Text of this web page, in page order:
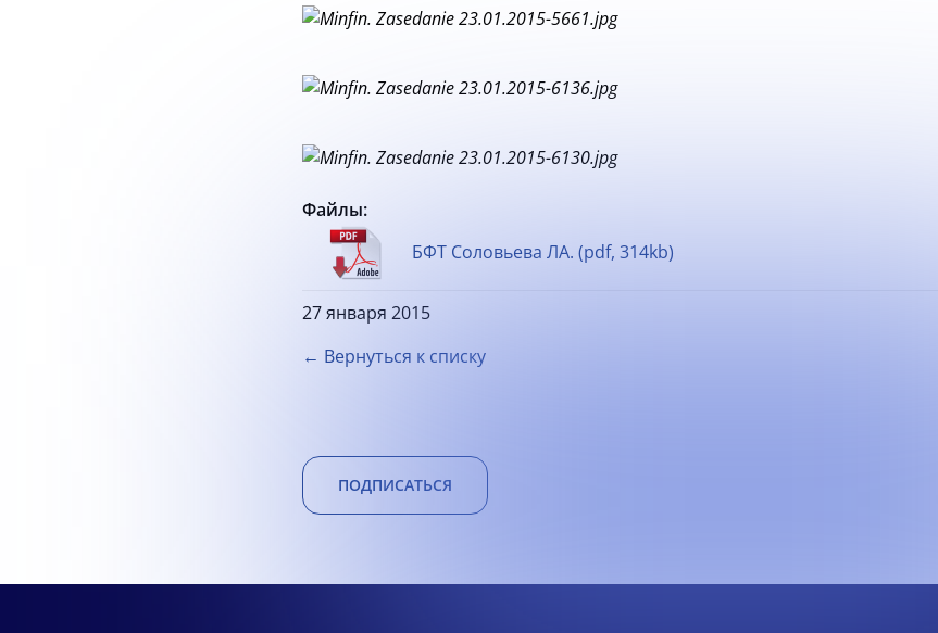
Файлы:
БФТ Соловьева ЛА. (pdf, 314kb)
27 января 2015
← Вернуться к списку
ПОДПИСАТЬСЯ